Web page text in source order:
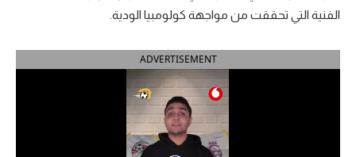
الدوري الإسباني
الفنية التي تحققت من مواجهة كولومبيا الودية.
ADVERTISEMENT